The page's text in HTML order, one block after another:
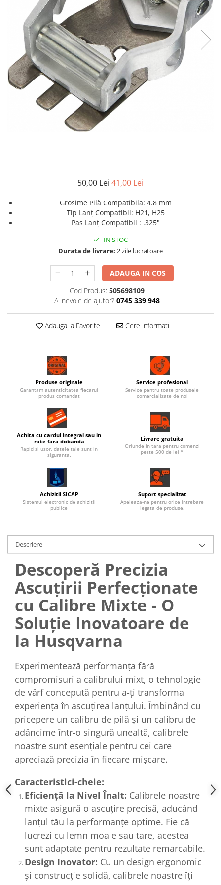
50,00 Lei41,00 Lei
Grosime Pilă Compatibila: 4.8 mm
Tip Lanț Compatibil: H21, H25
Pas Lanț Compatibil : .325"
IN STOC
Durata de livrare: 2 zile lucratoare
ADAUGA IN COS
Cod Produs: 505698109
Ai nevoie de ajutor? 0745 339 948
Adauga la Favorite Cere informatii
Produse originale
Garantam autenticitatea fiecarui
produs comandat
Service profesional
Service pentru toate produsele
comercializate de noi
Achita cu cardul integral sau in
rate fara dobanda
Rapid si usor, datele tale sunt in
siguranta.
Livrare gratuita
Oriunde in tara pentru comenzi
peste 500 de lei *
Achizitii SICAP
Sistemul electronic de achizitii
publice
Suport specializat
Apeleaza-ne pentru orice intrebare
legata de produse.
Descriere
Descoperă Precizia
Ascuțirii Perfecționate
cu Calibre Mixte - O
Soluție Inovatoare de
la Husqvarna
Experimentează performanța fără
compromisuri a calibrului mixt, o tehnologie
de vârf concepută pentru a-ți transforma
experiența în ascuțirea lanțului. Îmbinând cu
pricepere un calibru de pilă și un calibru de
adâncime într-o singură unealtă, calibrele
noastre sunt esențiale pentru cei care
apreciază precizia în fiecare mișcare.
Caracteristici-cheie:
Eficiență la Nivel Înalt: Calibrele noastre
mixte asigură o ascuțire precisă, aducând
lanțul tău la performanțe optime. Fie că
lucrezi cu lemn moale sau tare, acestea
sunt adaptate pentru rezultate remarcabile.
Design Inovator: Cu un design ergonomic
și construcție solidă, calibrele noastre îți